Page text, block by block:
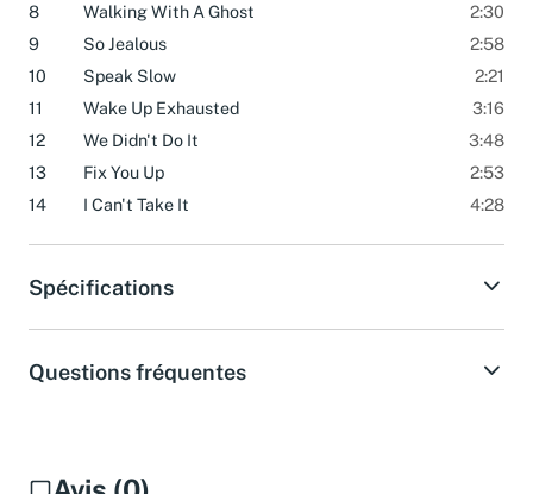
8
Walking With A Ghost
2:30
9
So Jealous
2:58
10
Speak Slow
2:21
11
Wake Up Exhausted
3:16
12
We Didn't Do It
3:48
13
Fix You Up
2:53
14
I Can't Take It 4:28
Spécifications
Questions fréquentes